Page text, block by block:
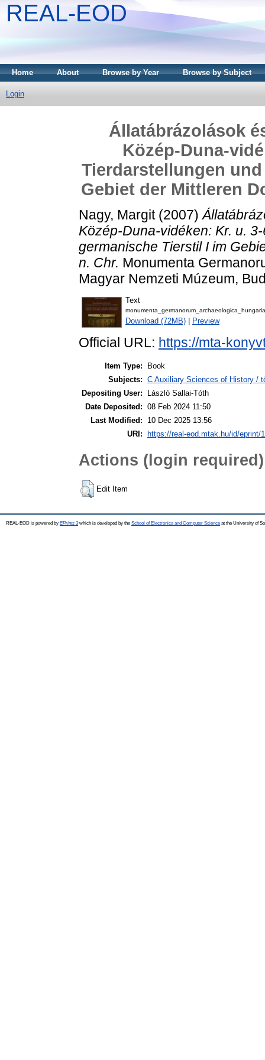
REAL-EOD
Home About Browse by Year Browse by Subject
Login
Állatábrázolások
Közép-Duna-
Tierdarstellungen
Gebiet der Mittleren
Nagy, Margit(2007)
Közép-Duna-vidéken: Kr. u.
germanische Tierstil I im
n. Chr. Monumenta
Magyar Nemzeti Múzeum,
Text
Download (72MB) Preview
Official URL: https://mta-
Item Type:
Book
Subjects: C Auxiliary Sciences of History /
Depositing User:
László Sallai-Tóth
Date Deposited: 08 Feb 2024 11:50
Last Modified:
10 Dec 2025 13:56
URI:
https://real-eod.mtak.hu/id/eprint/
Actions (login required)
Edit Item
REAL-EOD is powered by EPrints 3which is developed by the School of Electronics and Computer Science at the University of